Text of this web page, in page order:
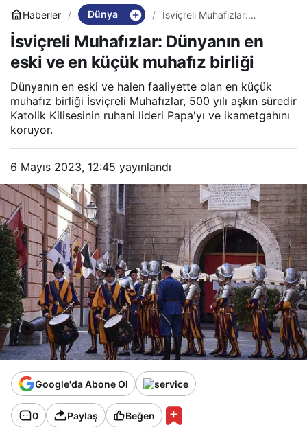
Haberler Dünya
İsviçreli Muhafızlar:
küçük muhafız birliği
İsviçreli Muhafızlar: Dünyanın en
eski ve en küçük muhafız birliği
Dünyanın en eski ve halen faaliyette olan en küçük
muhafız birliği İsviçreli Muhafızlar, 500 yılı aşkın süredir
Katolik Kilisesinin ruhani lideri Papa'yı ve ikametgahını
koruyor.
6 Mayıs 2023, 12:45 yayınlandı
Google'da Abone Ol
0 Paylaş Beğen